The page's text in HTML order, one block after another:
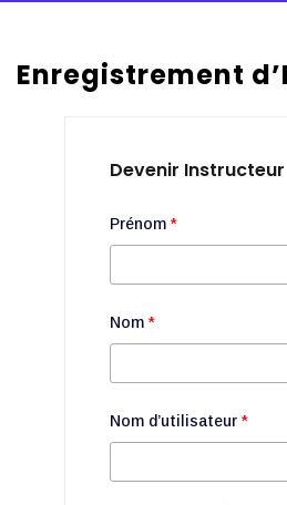
Enregistrement
Devenir Instructeur
Prénom*
Nom*
Nom d’utilisateur*